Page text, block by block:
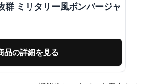
群 ミリタリー風ボンバージャ
品の詳細を見る